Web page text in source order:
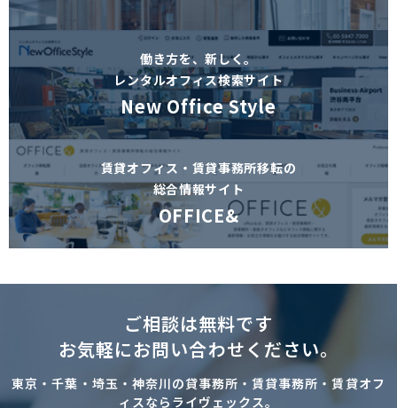
働き方を、新しく。
レンタルオフィス検索サイト
New Office Style
賃貸オフィス・賃貸事務所移転の
総合情報サイト
OFFICE&
ご相談は無料です
お気軽にお問い合わせください。
東京・千葉・埼玉・神奈川の貸事務所・賃貸事務所・賃貸オフ
ィスならライヴェックス。